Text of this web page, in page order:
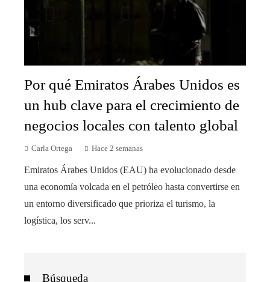
Por qué Emiratos Árabes Unidos es
un hub clave para el crecimiento de
negocios locales con talento global
Carla Ortega Hace 2 semanas
Emiratos Árabes Unidos (EAU) ha evolucionado desde
una economía volcada en el petróleo hasta convertirse en
un entorno diversificado que prioriza el turismo, la
logística, los serv...
Búsqueda